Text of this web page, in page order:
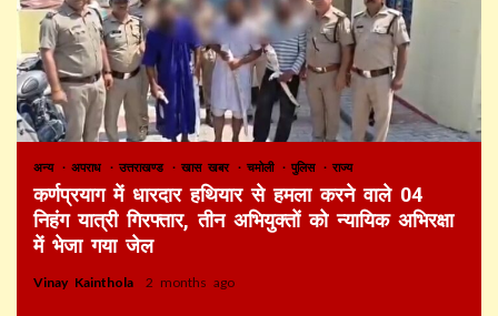
अन्य अपराध उत्तराखण्ड खास खबर चमोली पुलिस राज्य
कर्णप्रयाग में धारदार हथियार से हमला करने वाले 04
निहंग यात्री गिरफ्तार, तीन अभियुक्तों को न्यायिक अभिरक्षा
में भेजा गया जेल
Vinay Kainthola 2 months ago